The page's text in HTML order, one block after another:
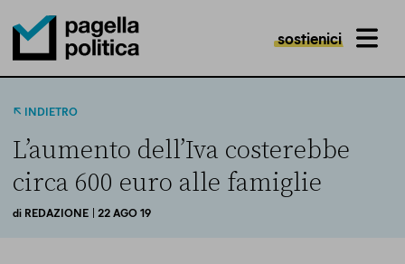
Pagella Politica Logo
sostienici MENU
INDIETRO
L’aumento dell’Iva costerebbe
circa 600 euro alle famiglie
di REDAZIONE | 22 AGO 19